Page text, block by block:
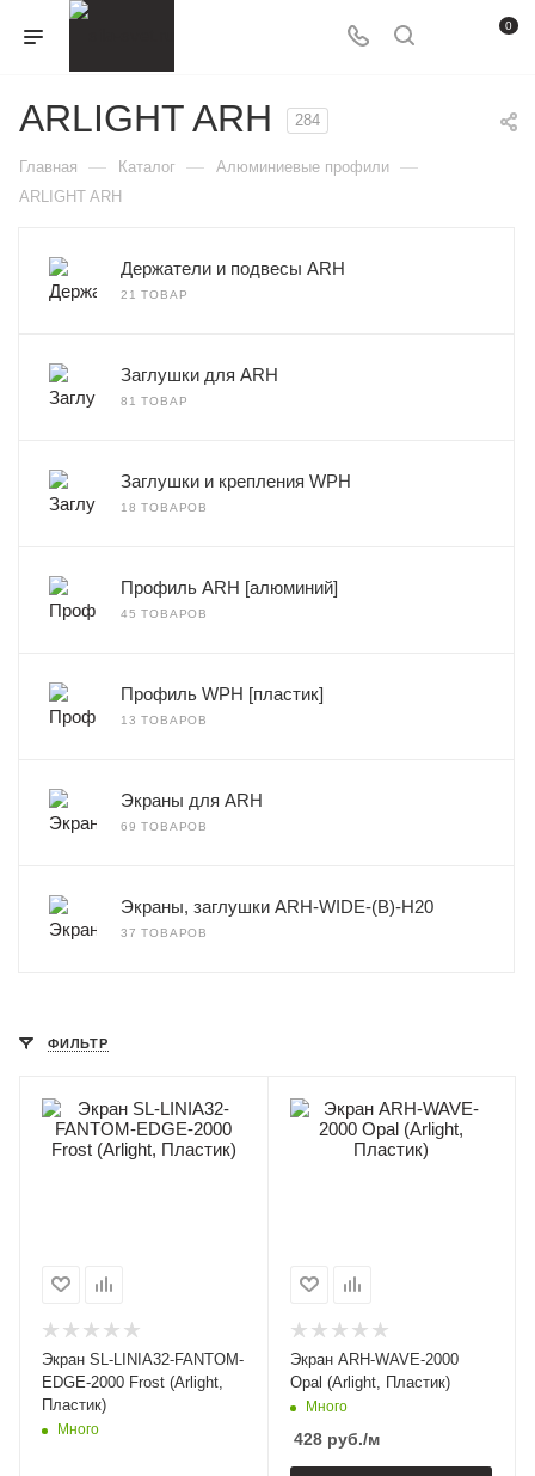
0
ARLIGHT ARH 284
Главная — Каталог — Алюминиевые профили —
ARLIGHT ARH
Держатели и подвесы ARH
21 ТОВАР
Заглушки для ARH
81 ТОВАР
Заглушки и крепления WPH
18 ТОВАРОВ
Профиль ARH [алюминий]
45 ТОВАРОВ
Профиль WPH [пластик]
13 ТОВАРОВ
Экраны для ARH
69 ТОВАРОВ
Экраны, заглушки ARH-WIDE-(B)-H20
37 ТОВАРОВ
ФИЛЬТР
Экран SL-LINIA32-FANTOM-
EDGE-2000 Frost (Arlight,
Пластик)
Много
Экран ARH-WAVE-2000
Opal (Arlight, Пластик)
Много
428руб./м